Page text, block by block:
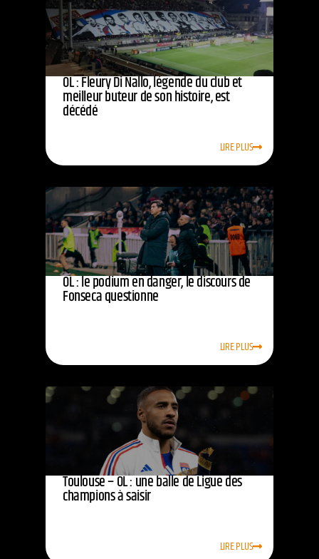
OL : Fleury Di Nallo, légende du club et
meilleur buteur de son histoire, est
décédé
LIRE PLUS
OL : le podium en danger, le discours de
Fonseca questionne
LIRE PLUS
Toulouse – OL : une balle de Ligue des
champions à saisir
LIRE PLUS